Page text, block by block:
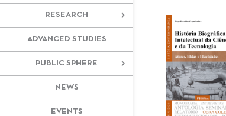
RESEARCH
ADVANCED STUDIES
PUBLIC SPHERE
NEWS
EVENTS